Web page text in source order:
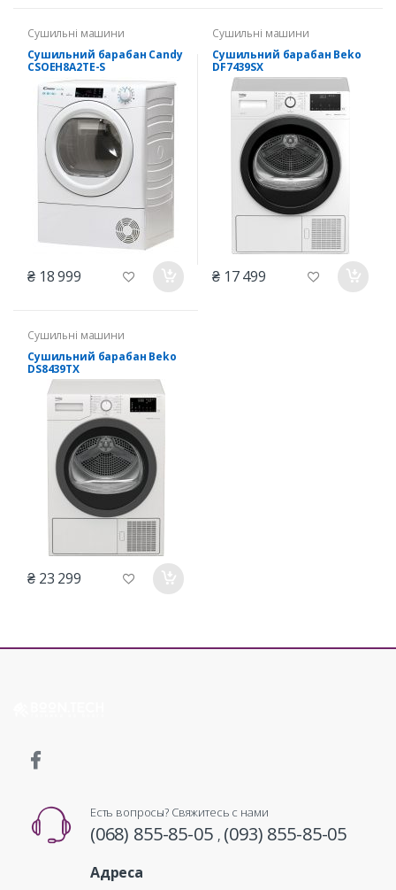
Сушильні машини
Сушильний барабан Candy
CSOEH8A2TE-S
₴ 18 999
Сушильні машини
Сушильний барабан Beko
DF7439SX
₴ 17 499
Сушильні машини
Сушильний барабан Beko
DS8439TX
₴ 23 299
Есть вопросы? Свяжитесь с нами
(068) 855-85-05 , (093) 855-85-05
Адреса